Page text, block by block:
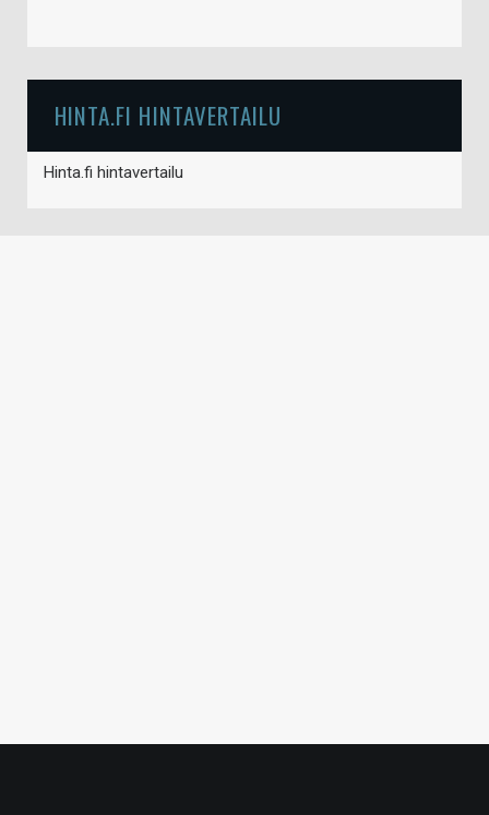
HINTA.FI HINTAVERTAILU
Hinta.fi hintavertailu